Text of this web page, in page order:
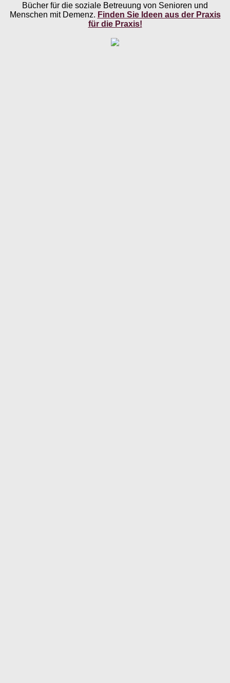
Bücher für die soziale Betreuung von Senioren und
Menschen mit Demenz. Finden Sie Ideen aus der Praxis
für die Praxis!